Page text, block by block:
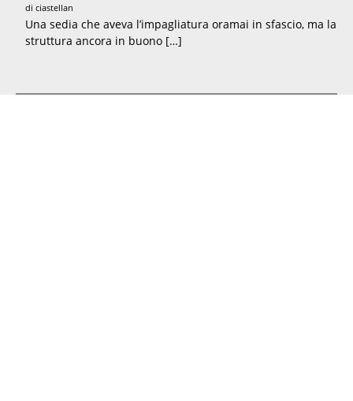
di ciastellan
Una sedia che aveva l’impagliatura oramai in sfascio, ma la
struttura ancora in buono […]